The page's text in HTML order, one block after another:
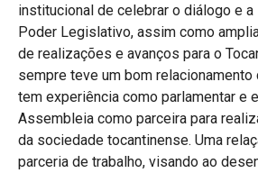
institucional de celebrar o diálogo e a
Poder Legislativo, assim como
de realizações e avanços para o
sempre teve um bom
tem experiência como parlamentar e
Assembleia como parceira para
da sociedade tocantinense. Uma
parceria de trabalho, visando ao